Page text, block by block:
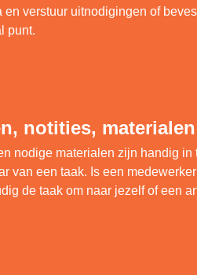
en verstuur uitnodigingen of
punt.
notities, materialen
nodige materialen zijn handig in
van een taak. Is een
de taak om naar jezelf of een